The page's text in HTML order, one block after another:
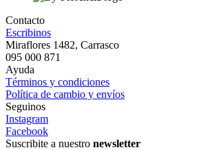
Contacto
Escribinos
Miraflores 1482, Carrasco
095 000 871
Ayuda
Términos y condiciones
Política de cambio y envíos
Seguinos
Instagram
Facebook
Suscribite a nuestro newsletter